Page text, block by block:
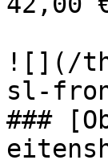
![](/
sl-
###